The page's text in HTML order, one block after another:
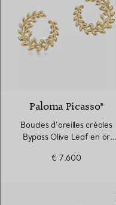
Paloma Picasso®
Boucles d’oreilles créoles
Bypass Olive Leaf en or
€ 7.600